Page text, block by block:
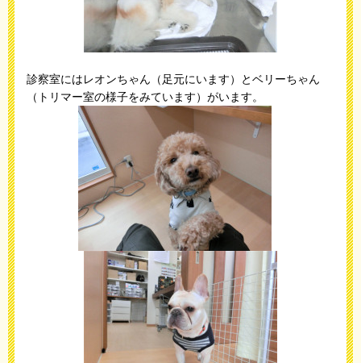
診察室にはレオンちゃん（足元にいます）とベリーちゃん
（トリマー室の様子をみています）がいます。